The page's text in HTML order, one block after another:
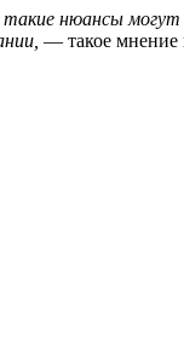
нюансы
— такое мнение